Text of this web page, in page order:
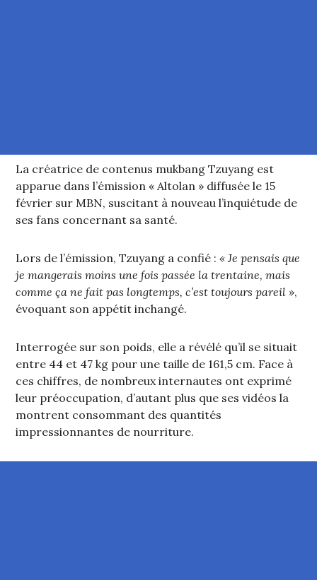
La créatrice de contenus mukbang Tzuyang est
apparue dans l’émission « Altolan » diffusée le 15
février sur MBN, suscitant à nouveau l’inquiétude de
ses fans concernant sa santé.
Lors de l’émission, Tzuyang a confié :« Je pensais que
je mangerais moins une fois passée la trentaine, mais
comme ça ne fait pas longtemps, c’est toujours pareil »,
évoquant son appétit inchangé.
Interrogée sur son poids, elle a révélé qu’il se situait
entre 44 et 47 kg pour une taille de 161,5 cm. Face à
ces chiffres, de nombreux internautes ont exprimé
leur préoccupation, d’autant plus que ses vidéos la
montrent consommant des quantités
impressionnantes de nourriture.